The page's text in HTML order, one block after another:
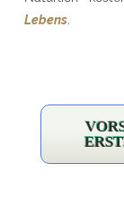
Lebens.